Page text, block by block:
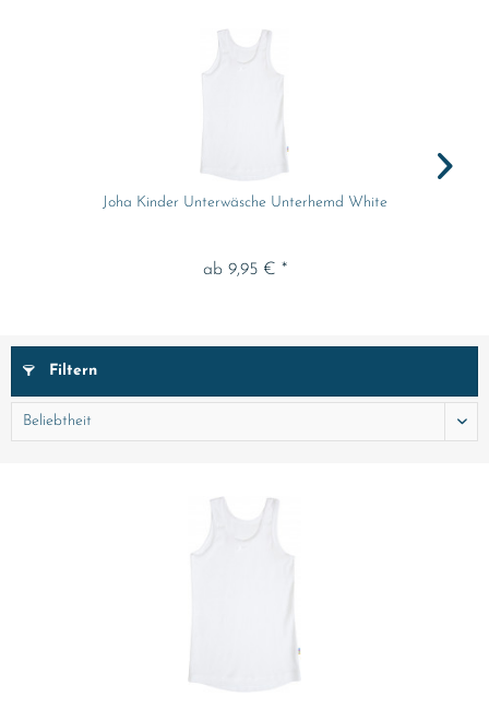
Joha Kinder Unterwäsche Unterhemd White
ab 9,95 € *
Filtern